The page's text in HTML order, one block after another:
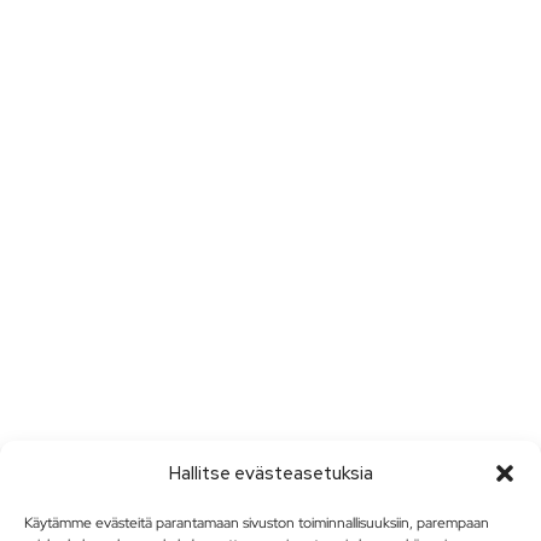
Hallitse evästeasetuksia
Käytämme evästeitä parantamaan sivuston toiminnallisuuksiin, parempaan